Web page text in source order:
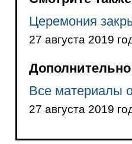
Церемония
27 августа 2019
Все материалы
27 августа 2019